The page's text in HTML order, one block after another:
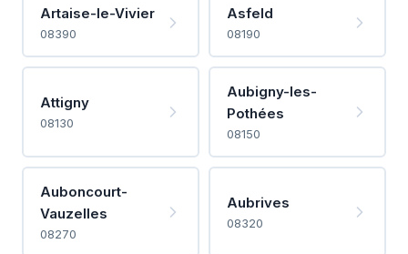
Artaise-le-Vivier
08390
Asfeld
08190
Attigny
08130
Aubigny-les-
Pothées
08150
Auboncourt-
Vauzelles
08270
Aubrives
08320